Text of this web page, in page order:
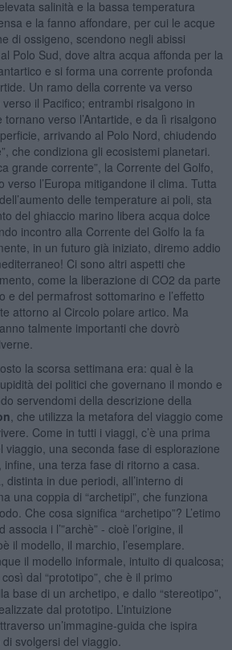
salinità e la bassa temperatura
e la fanno affondare, per cui le acque
di ossigeno, scendono negli abissi
Polo Sud, dove altra acqua affonda per la
e si forma una corrente profonda
Un ramo della corrente va verso
verso il Pacifico; entrambi risalgono in
verso l’Antartide, e da lì risalgono
arrivando al Polo Nord, chiudendo
che condiziona gli ecosistemi planetari.
grande corrente”, la Corrente del Golfo,
verso l’Europa mitigandone il clima. Tutta
delle temperature ai poli, sta
del ghiaccio marino libera acqua dolce
incontro alla Corrente del Golfo la fa
in un futuro già iniziato, diremo addio
Ci sono altri aspetti che
come la liberazione di CO2 da parte
e del permafrost sottomarino e l’effetto
attorno al Circolo polare artico. Ma
talmente importanti che dovrò
la scorsa settimana era: qual è la
dei politici che governano il mondo e
servendomi della descrizione della
, che utilizza la metafora del viaggio come
Come in tutti i viaggi, c’è una prima
viaggio, una seconda fase di esplorazione
una terza fase di ritorno a casa.
distinta in due periodi, all’interno di
una coppia di “archetipi”, che funziona
Che cosa significa “archetipo”? L’etimo
i l’”archè” - cioè l’origine, il
il modello, il marchio, l’esemplare.
il modello informale, intuito di qualcosa;
dal “prototipo”, che è il primo
base di un archetipo, e dallo “stereotipo”,
dal prototipo. L’intuizione
un’immagine-guida che ispira
svolgersi del viaggio.